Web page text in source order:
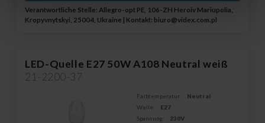
Verantwortliche Stelle: Allegro-opt PE, 106-ZH Heroiv Mariupolia,
Kropyvnytskyi, 25004, Ukraine | Kontakt: biuro@videx.com.pl
LED-Quelle E27 50W A108 Neutral weiß
21-2200-37
Farbtemperatur:
Neutral
Welle:
E27
Spannung:
230V